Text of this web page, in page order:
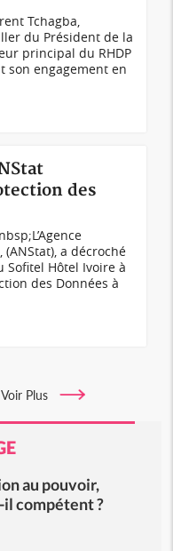
Tchagba,
du Président de la
principal du RHDP
son engagement en
des
a décroché
Sofitel Hôtel Ivoire à
des Données à
Voir Plus
au pouvoir,
compétent ?